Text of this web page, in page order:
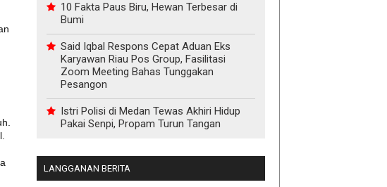
10 Fakta Paus Biru, Hewan Terbesar di
Bumi
Said Iqbal Respons Cepat Aduan Eks
Karyawan Riau Pos Group, Fasilitasi
Zoom Meeting Bahas Tunggakan
Pesangon
Istri Polisi di Medan Tewas Akhiri Hidup
Pakai Senpi, Propam Turun Tangan
LANGGANAN BERITA